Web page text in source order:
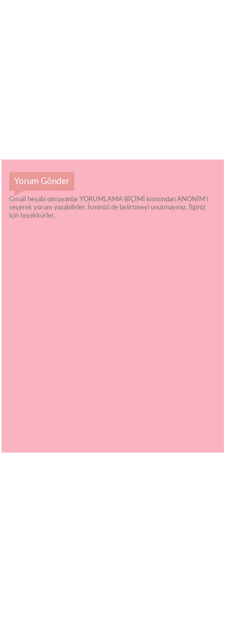
Yorum Gönder
Gmail hesabı olmayanlar YORUMLAMA BİÇİMİ kısmından ANONİM'i
seçerek yorum yazabilirler. İsminizi de belirtmeyi unutmayınız. İlginiz
için teşekkürler.